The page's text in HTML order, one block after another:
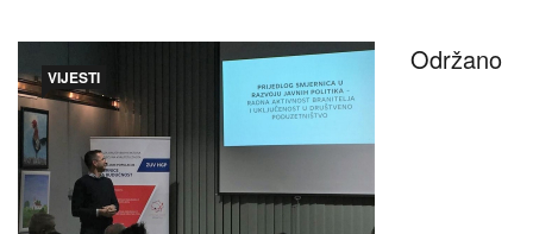
VIJESTI
Održano